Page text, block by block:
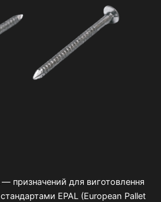
— призначений для виготовлення
стандартами EPAL (European Pallet